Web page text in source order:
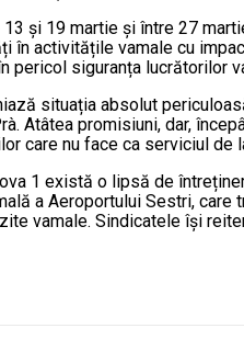
și 19 martie și între 27
în activitățile vamale cu
pericol siguranța lucrătorilor
situația absolut
Atâtea promisiuni, dar,
care nu face ca serviciul
1 există o lipsă de
a Aeroportului Sestri,
vamale. Sindicatele își